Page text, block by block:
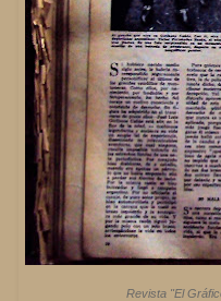
Revista "El